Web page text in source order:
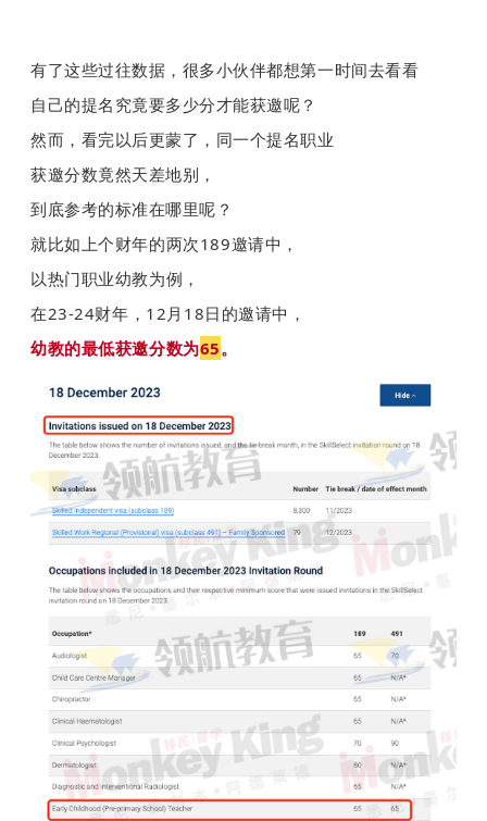
有了这些过往数据，很多小伙伴都想第一时间去看看
自己的提名究竟要多少分才能获邀呢？
然而，看完以后更蒙了，同一个提名职业
获邀分数竟然天差地别，
到底参考的标准在哪里呢？
就比如上个财年的两次189邀请中，
以热门职业幼教为例，
在23-24财年，12月18日的邀请中，
幼教的最低获邀分数为65。